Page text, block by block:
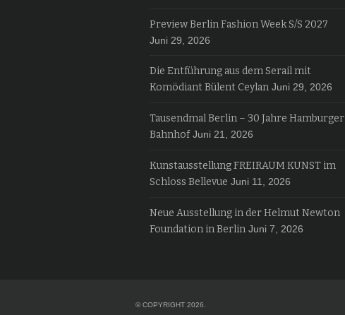
Preview Berlin Fashion Week S/S 2027
Juni 29, 2026
Die Entführung aus dem Serail mit
Komödiant Bülent Ceylan Juni 29, 2026
Tausendmal Berlin – 30 Jahre Hamburger
Bahnhof Juni 21, 2026
Kunstausstellung FREIRAUM KUNST im
Schloss Bellevue Juni 11, 2026
Neue Ausstellung in der Helmut Newton
Foundation in Berlin Juni 7, 2026
© COPYRIGHT 2026.